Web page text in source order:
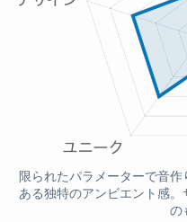
限られたパラメーターで音
ある独特のアンビエント感
の